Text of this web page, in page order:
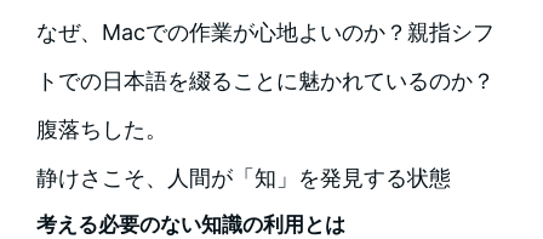
なぜ、Macでの作業が心地よいのか？親指シフ
トでの日本語を綴ることに魅かれているのか？
腹落ちした。
静けさこそ、人間が「知」を発見する状態
考える必要のない知識の利用とは